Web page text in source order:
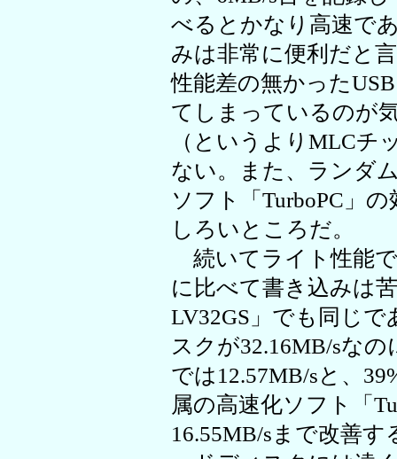
べるとかなり高速で
みは非常に便利だと
性能差の無かった
てしまっているのが
（というよりMLCチ
ない。また、ランダ
ソフト「TurboPC」
しろいところだ。
続いてライト性能
に比べて書き込みは
LV32GS」でも同じ
スクが32.16MB/sなの
では12.57MB/sと、
属の高速化ソフト「
16.55MB/sまで改善